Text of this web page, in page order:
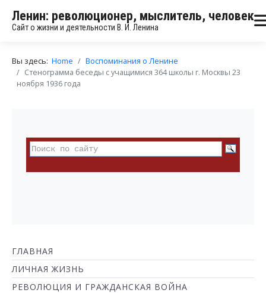
Ленин: революционер, мыслитель, человек
Сайт о жизни и деятельности В. И. Ленина
Вы здесь: Home
Воспоминания о Ленине
Стенограмма беседы с учащимися 364 школы г. Москвы 23
ноября 1936 года
ГЛАВНАЯ
ЛИЧНАЯ ЖИЗНЬ
РЕВОЛЮЦИЯ И ГРАЖДАНСКАЯ ВОЙНА